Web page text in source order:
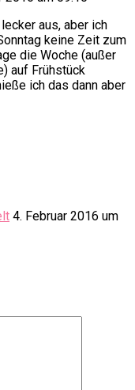
aus, aber ich
keine Zeit zum
die Woche (außer
auf Frühstück
ich das dann aber
4. Februar 2016 um